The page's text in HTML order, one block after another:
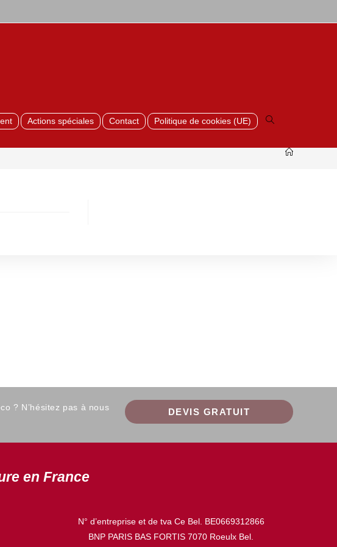
Actions spéciales Contact Politique de cookies (UE)
Toggle
website
search
? N’hésitez pas à nous
DEVIS GRATUIT
en France
N° d’entreprise et de tva Ce Bel. BE0669312866
BNP PARIS BAS FORTIS 7070 Roeulx Bel.